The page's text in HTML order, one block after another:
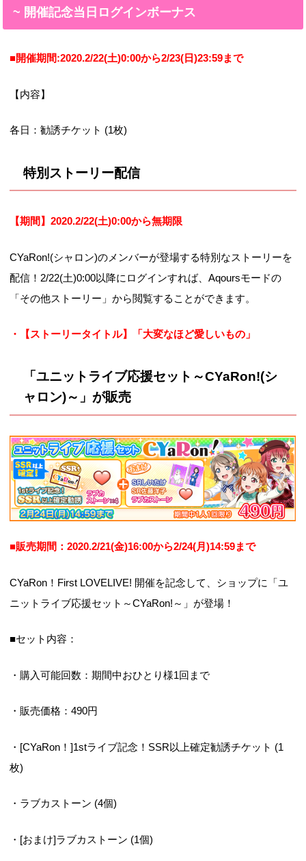
~ 開催記念当日ログインボーナス
■開催期間:2020.2/22(土)0:00から2/23(日)23:59まで
【内容】
各日：勧誘チケット (1枚)
特別ストーリー配信
【期間】2020.2/22(土)0:00から無期限
CYaRon!(シャロン)のメンバーが登場する特別なストーリーを
配信！2/22(土)0:00以降にログインすれば、Aqoursモードの
「その他ストーリー」から閲覧することができます。
・【ストーリータイトル】「大変なほど愛しいもの」
「ユニットライブ応援セット～CYaRon!(シ
ャロン)～」が販売
■販売期間：2020.2/21(金)16:00から2/24(月)14:59まで
CYaRon！First LOVELIVE! 開催を記念して、ショップに「ユ
ニットライブ応援セット～CYaRon!～」が登場！
■セット内容：
・購入可能回数：期間中おひとり様1回まで
・販売価格：490円
・[CYaRon！]1stライブ記念！SSR以上確定勧誘チケット (1
枚)
・ラブカストーン (4個)
・[おまけ]ラブカストーン (1個)